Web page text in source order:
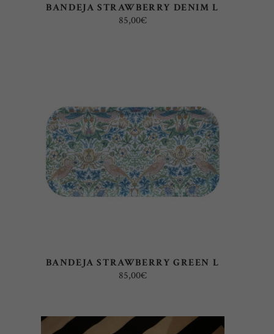
BANDEJA STRAWBERRY DENIM L
85,00€
AÑADIR AL CARRITO
BANDEJA STRAWBERRY GREEN L
85,00€